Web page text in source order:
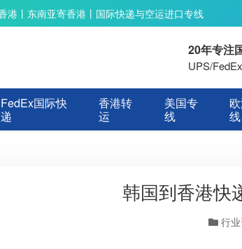
港丨东南亚寄香港丨国际快递与空运进口专线
20年专注
UPS/
FedEx国际快
递
香港转
运
美国专
线
线
韩国到香港快
行